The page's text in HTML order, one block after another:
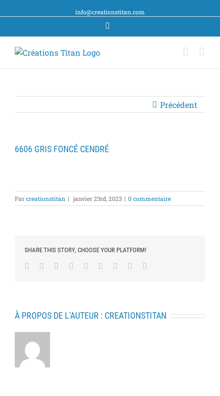
info@creationstitan.com
Précédent
6606 GRIS FONCÉ CENDRÉ
Parcreationstitan | janvier 23rd, 2023 | 0 commentaire
SHARE THIS STORY, CHOOSE YOUR PLATFORM!
Facebook
TwitterLinkedin
Reddit TumblrGoogle+Pinterest
À PROPOS DE L'AUTEUR : CREATIONSTITAN